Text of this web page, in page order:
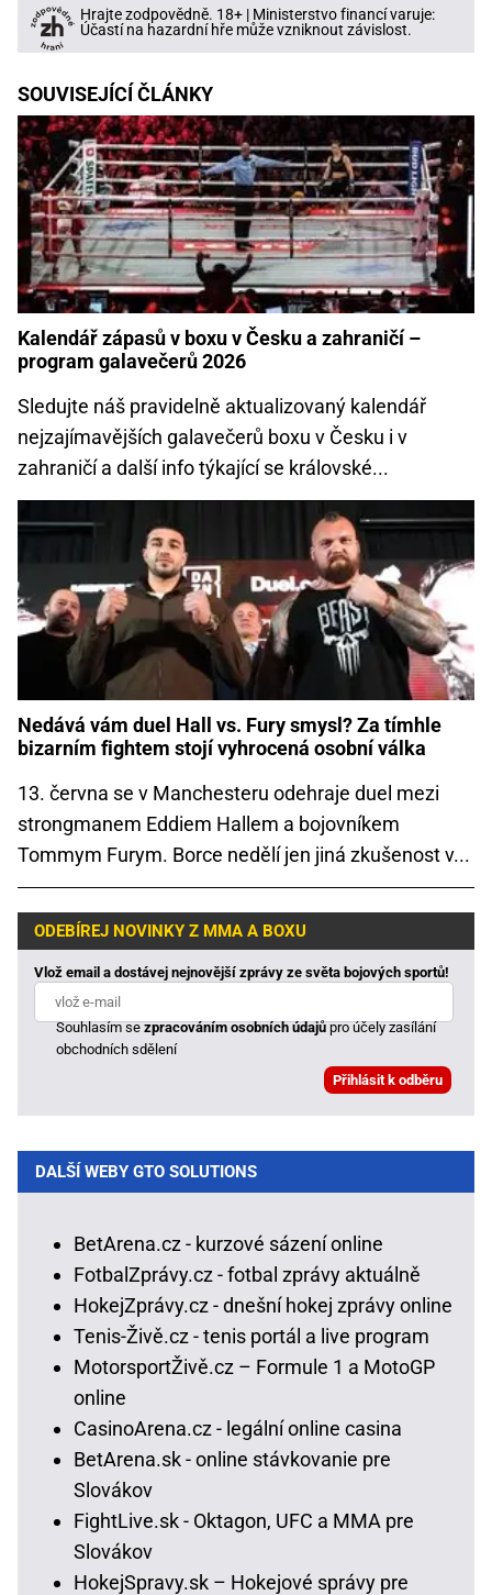
Hrajte zodpovědně. 18+ | Ministerstvo financí varuje:
Účastí na hazardní hře může vzniknout závislost.
SOUVISEJÍCÍ ČLÁNKY
Kalendář zápasů v boxu v Česku a zahraničí –
program galavečerů 2026
Sledujte náš pravidelně aktualizovaný kalendář
nejzajímavějších galavečerů boxu v Česku i v
zahraničí a další info týkající se královské...
Nedává vám duel Hall vs. Fury smysl? Za tímhle
bizarním fightem stojí vyhrocená osobní válka
13. června se v Manchesteru odehraje duel mezi
strongmanem Eddiem Hallem a bojovníkem
Tommym Furym. Borce nedělí jen jiná zkušenost v...
ODEBÍREJ NOVINKY Z MMA A BOXU
Vlož email a dostávej nejnovější zprávy ze světa bojových sportů!
Souhlasím sezpracováním osobních údajůpro účely zasílání
obchodních sdělení
DALŠÍ WEBY GTO SOLUTIONS
BetArena.cz - kurzové sázení online
FotbalZprávy.cz - fotbal zprávy aktuálně
HokejZprávy.cz - dnešní hokej zprávy online
Tenis-Živě.cz - tenis portál a live program
MotorsportŽivě.cz – Formule 1 a MotoGP
online
CasinoArena.cz - legální online casina
BetArena.sk - online stávkovanie pre
Slovákov
FightLive.sk - Oktagon, UFC a MMA pre
Slovákov
HokejSpravy.sk – Hokejové správy pre